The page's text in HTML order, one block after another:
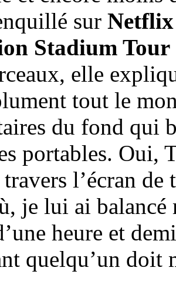
sur Netflix
Stadium Tour
elle
tout le
du fond qui
portables. Oui,
travers l’écran
je lui ai
heure et
quelqu’un doit